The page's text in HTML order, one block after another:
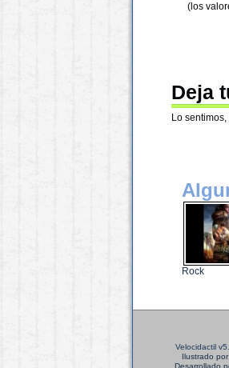
(los
Deja
Lo
Rock
Velocidactil
Ilustrado por
Desarrollado